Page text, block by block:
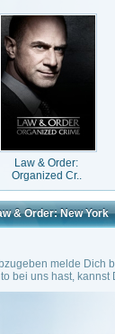
Law & Order:
Organized Cr..
& Order: New York
melde Dich
bei uns hast, kannst